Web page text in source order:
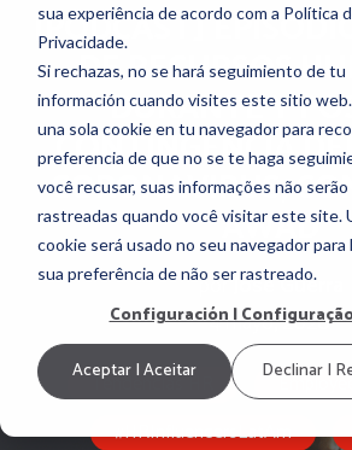
sua experiência de acordo com a Política
Privacidade.
Si rechazas, no se hará seguimiento de tu
información cuando visites este sitio web.
una sola cookie en tu navegador para
preferencia de que no se te haga
você recusar, suas informações não serão
rastreadas quando você visitar este site.
cookie será usado no seu navegador para
sua preferência de não ser rastreado.
Configuración |
Aceptar | Aceitar Declinar |
[PODCAST]
DE RECURSOS
DURANTE Y
CONTINGENCIA
CORONAVIRUS,
AWAD
porJosé Guerra
4 mayo, 2020
Tendencias HR
#HRInfluencersLatAm